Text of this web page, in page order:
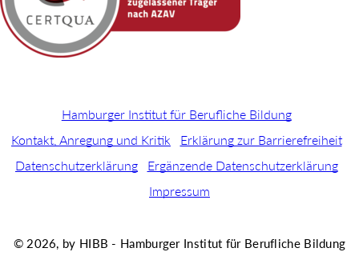
Hamburger Institut für Berufliche Bildung
Kontakt, Anregung und Kritik
Erklärung zur Barrierefreiheit
Datenschutzerklärung
Ergänzende Datenschutzerklärung
Impressum
© 2026, by HIBB - Hamburger Institut für Berufliche Bildung